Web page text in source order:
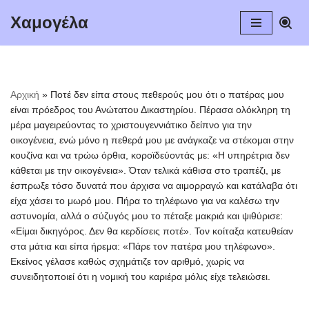
Χαμογέλα
Αρχική » Ποτέ δεν είπα στους πεθερούς μου ότι ο πατέρας μου
είναι πρόεδρος του Ανώτατου Δικαστηρίου. Πέρασα ολόκληρη τη
μέρα μαγειρεύοντας το χριστουγεννιάτικο δείπνο για την
οικογένεια, ενώ μόνο η πεθερά μου με ανάγκαζε να στέκομαι στην
κουζίνα και να τρώω όρθια, κοροϊδεύοντάς με: «Η υπηρέτρια δεν
κάθεται με την οικογένεια». Όταν τελικά κάθισα στο τραπέζι, με
έσπρωξε τόσο δυνατά που άρχισα να αιμορραγώ και κατάλαβα ότι
είχα χάσει το μωρό μου. Πήρα το τηλέφωνο για να καλέσω την
αστυνομία, αλλά ο σύζυγός μου το πέταξε μακριά και ψιθύρισε:
«Είμαι δικηγόρος. Δεν θα κερδίσεις ποτέ». Τον κοίταξα κατευθείαν
στα μάτια και είπα ήρεμα: «Πάρε τον πατέρα μου τηλέφωνο».
Εκείνος γέλασε καθώς σχημάτιζε τον αριθμό, χωρίς να
συνειδητοποιεί ότι η νομική του καριέρα μόλις είχε τελειώσει.